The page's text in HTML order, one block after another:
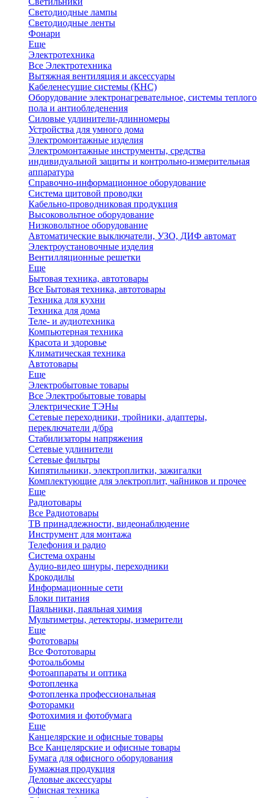
Светодиодные лампы
Светодиодные ленты
Фонари
Еще
Электротехника
Все Электротехника
Вытяжная вентиляция и аксессуары
Кабеленесущие системы (КНС)
Оборудование электронагревательное, системы теплого
пола и антиобледенения
Силовые удлинители-длинномеры
Устройства для умного дома
Электромонтажные изделия
Электромонтажные инструменты, средства
индивидуальной защиты и контрольно-измерительная
аппаратура
Справочно-информационное оборудование
Система щитовой проводки
Кабельно-проводниковая продукция
Высоковольтное оборудование
Низковольтное оборудование
Автоматические выключатели, УЗО, ДИФ автомат
Электроустановочные изделия
Вентилляционные решетки
Еще
Бытовая техника, автотовары
Все Бытовая техника, автотовары
Техника для кухни
Техника для дома
Теле- и аудиотехника
Компьютерная техника
Красота и здоровье
Климатическая техника
Автотовары
Еще
Электробытовые товары
Все Электробытовые товары
Электрические ТЭНы
Сетевые переходники, тройники, адаптеры,
переключатели д/бра
Стабилизаторы напряжения
Сетевые удлинители
Сетевые фильтры
Кипятильники, электроплитки, зажигалки
Комплектующие для электроплит, чайников и прочее
Еще
Радиотовары
Все Радиотовары
ТВ принадлежности, видеонаблюдение
Инструмент для монтажа
Телефония и радио
Система охраны
Аудио-видео шнуры, переходники
Крокодилы
Информационные сети
Блоки питания
Паяльники, паяльная химия
Мультиметры, детекторы, измерители
Еще
Фототовары
Все Фототовары
Фотоальбомы
Фотоаппараты и оптика
Фотопленка
Фотопленка профессиональная
Фоторамки
Фотохимия и фотобумага
Еще
Канцелярские и офисные товары
Все Канцелярские и офисные товары
Бумага для офисного оборудования
Бумажная продукция
Деловые аксессуары
Офисная техника